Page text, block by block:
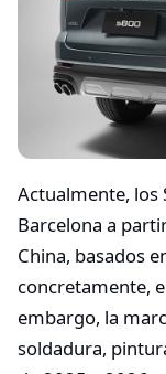
Actualmente, los
Barcelona a
China, basados
concretamente,
embargo, la
soldadura,